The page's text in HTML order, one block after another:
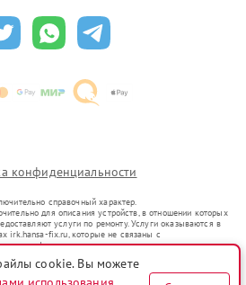
конфиденциальности
справочный характер.
для описания устройств, в отношении которых
услуги по ремонту. Услуги оказываются в
irk.hansa-fix.ru, которые не связаны с
или их официальными представителями.
уже введенных в гражданский оборот в соответствии
цели индивидуализации услуг или введения
cookie. Вы можете